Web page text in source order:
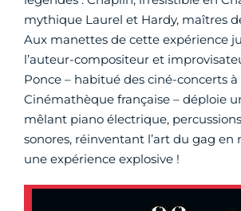
mythique Laurel et Hardy, maîtres
Aux manettes de cette expérience
l’auteur-compositeur et
Ponce – habitué des ciné-concerts à
Cinémathèque française – déploie
mêlant piano électrique,
sonores, réinventant l’art du gag en
une expérience explosive !